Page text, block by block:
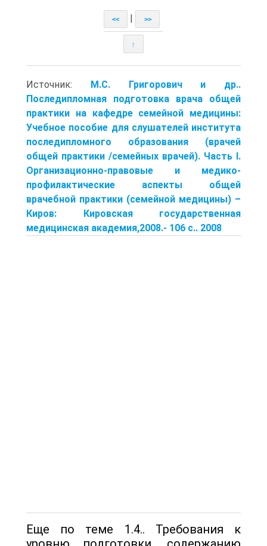
<< >>
↑
Источник: М.С. Григорович и др..
Последипломная подготовка врача общей
практики на кафедре семейной медицины:
Учебное пособие для слушателей института
последипломного образования (врачей
общей практики /семейных врачей). Часть I.
Организационно-правовые и медико-
профилактические аспекты общей
врачебной практики (семейной медицины) –
Киров: Кировская государственная
медицинская академия,2008.- 106 с.. 2008
Еще по теме 1.4.. Требования к